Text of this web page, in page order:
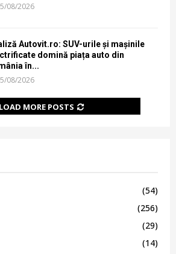
08/2026
Autovit.ro: SUV-urile și mașinile
domină piața auto din
în...
08/2026
LOAD MORE POSTS
(54)
(256)
(29)
(14)